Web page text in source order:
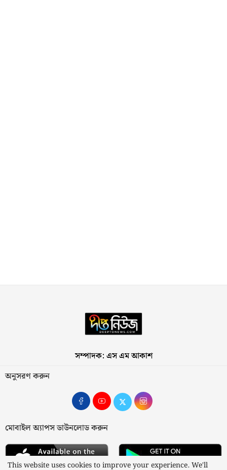
সম্পাদক: এস এম আকাশ
অনুসরণ করুন
মোবাইল অ্যাপস ডাউনলোড করুন
This website uses cookies to improve your experience. We'll